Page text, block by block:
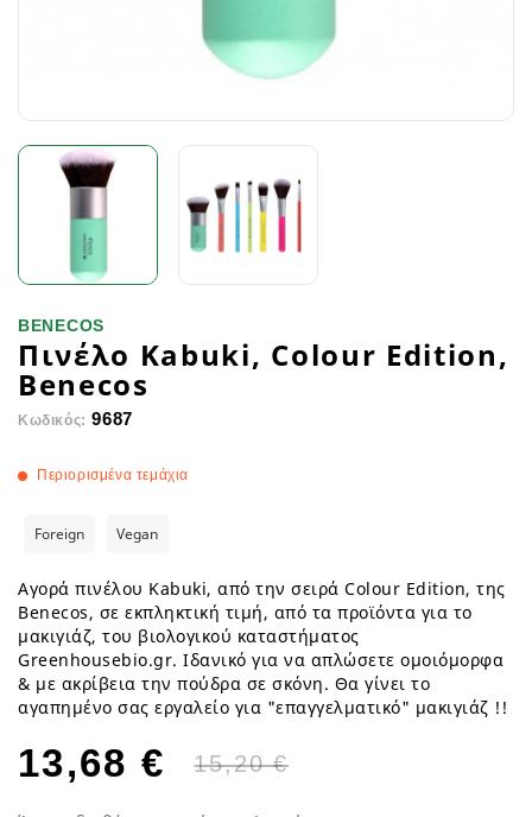
BENECOS
Πινέλο Kabuki, Colour Edition,
Benecos
Κωδικός: 9687
Περιορισμένα τεμάχια
Foreign Vegan
Αγορά πινέλου Kabuki, από την σειρά Colour Edition, της
Benecos, σε εκπληκτική τιμή, από τα προϊόντα για το
μακιγιάζ, του βιολογικού καταστήματος
Greenhousebio.gr. Ιδανικό για να απλώσετε ομοιόμορφα
& με ακρίβεια την πούδρα σε σκόνη. Θα γίνει το
αγαπημένο σας εργαλείο για "επαγγελματικό" μακιγιάζ !!
13,68 € 15,20 €